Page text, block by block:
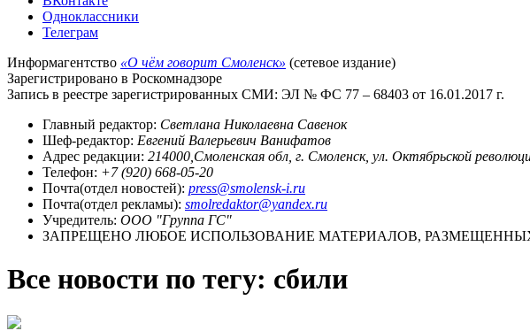
Одноклассники
Телеграм
Информагентство «О чём говорит Смоленск» (сетевое издание)
Зарегистрировано в Роскомнадзоре
Запись в реестре зарегистрированных СМИ: ЭЛ № ФС 77 – 68403 от 16.01.2017 г.
Главный редактор: Светлана Николаевна Савенок
Шеф-редактор: Евгений Валерьевич Ванифатов
Адрес редакции: 214000,Смоленская обл, г. Смоленск, ул. Октябрьской
Телефон: +7 (920) 668-05-20
Почта(отдел новостей): press@smolensk-i.ru
Почта(отдел рекламы): smolredaktor@yandex.ru
Учредитель: ООО "Группа ГС"
ЗАПРЕЩЕНО ЛЮБОЕ ИСПОЛЬЗОВАНИЕ МАТЕРИАЛОВ,
Все новости по тегу: сбили